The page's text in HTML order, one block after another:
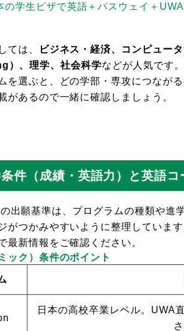
の学生ビザで英語＋パスウェイ＋
ては、
ビジネス・経済、コンピュー
）、理学、社会科学などが人気です。
を選ぶと、どの学部・専攻につなが
があるので一緒に確認しましょう。
件（成績・英語力）と英語コ
出願基準は、プログラムの種類や進
がつかみやすいように整理していま
最新情報をご確認ください。
ック）条件のポイント
日本の高校卒業レベル。UWA